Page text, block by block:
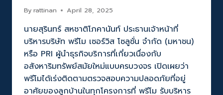
By rattinan April 28, 2025
นายสุรินทร์ สหชาติโภคานันท์ ประธานเจ้าหน้าที่
บริหารบริษัท พรีโม เซอร์วิส โซลูชั่น จำกัด (มหาชน)
หรือ PRI ผู้นำธุรกิจบริการที่เกี่ยวเนื่องกับ
อสังหาริมทรัพย์สมัยใหม่แบบครบวงจร เปิดเผยว่า
พรีโมได้เร่งติดตามตรวจสอบความปลอดภัยที่อยู่
อาศัยของลูกบ้านในทุกโครงการที่ พรีโม รับบริหาร